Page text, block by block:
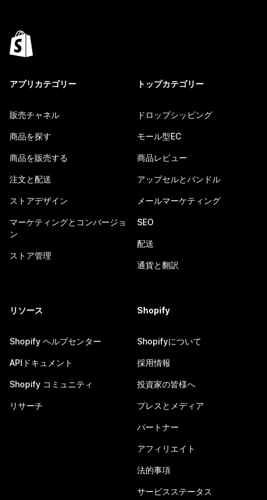
アプリカテゴリー
販売チャネル
商品を探す
商品を販売する
注文と配送
ストアデザイン
マーケティングとコンバージョ
ン
ストア管理
トップカテゴリー
ドロップシッピング
モール型EC
商品レビュー
アップセルとバンドル
メールマーケティング
SEO
配送
通貨と翻訳
リソース
Shopify ヘルプセンター
APIドキュメント
Shopify コミュニティ
リサーチ
Shopify
Shopifyについて
採用情報
投資家の皆様へ
プレスとメディア
パートナー
アフィリエイト
法的事項
サービスステータス